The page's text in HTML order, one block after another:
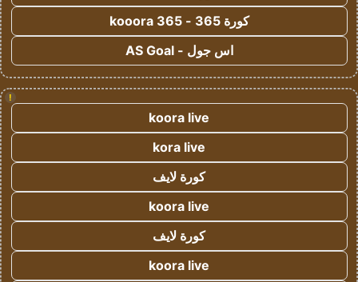
كورة 365 - kooora 365
اس جول - AS Goal
!
koora live
kora live
كورة لايف
koora live
كورة لايف
koora live